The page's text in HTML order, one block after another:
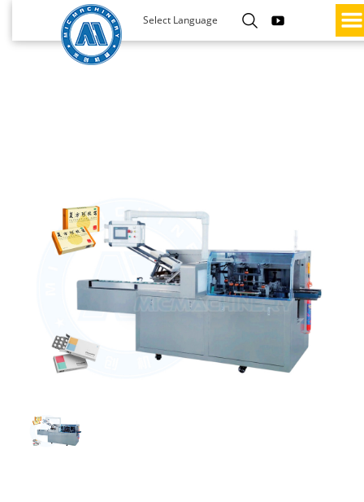
Select Language